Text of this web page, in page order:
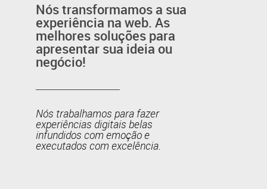
Nós transformamos a sua
experiência na web. As
melhores soluções para
apresentar sua ideia ou
negócio!
Nós trabalhamos para fazer
experiências digitais belas
infundidos com emoção e
executados com excelência.